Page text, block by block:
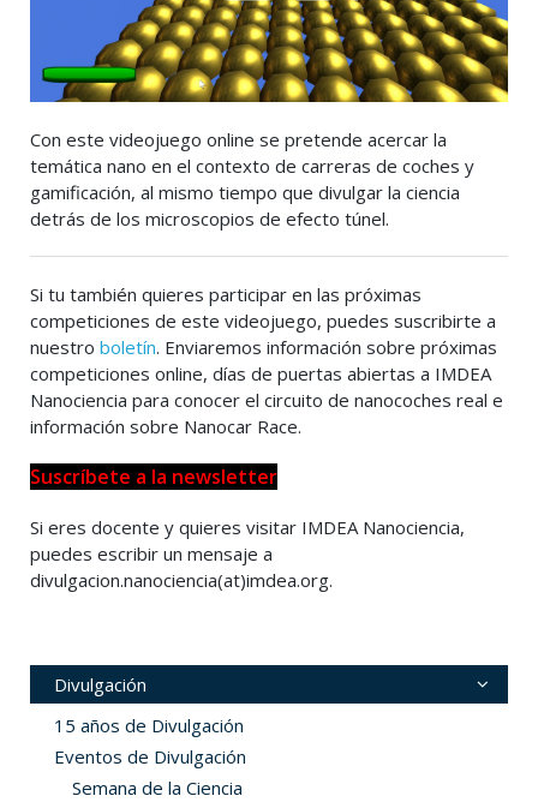
Con este videojuego online se pretende acercar la
temática nano en el contexto de carreras de coches y
gamificación, al mismo tiempo que divulgar la ciencia
detrás de los microscopios de efecto túnel.
Si tu también quieres participar en las próximas
competiciones de este videojuego, puedes suscribirte a
nuestro boletín. Enviaremos información sobre próximas
competiciones online, días de puertas abiertas a IMDEA
Nanociencia para conocer el circuito de nanocoches real e
información sobre Nanocar Race.
Suscríbete a la newsletter
Si eres docente y quieres visitar IMDEA Nanociencia,
puedes escribir un mensaje a
divulgacion.nanociencia(at)imdea.org.
Divulgación
15 años de Divulgación
Eventos de Divulgación
Semana de la Ciencia